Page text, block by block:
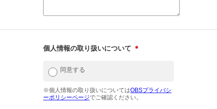
個人情報の取り扱いについて ＊
同意する
※個人情報の取り扱いについてはOBSプライバシ
ーポリシーページでご確認ください。